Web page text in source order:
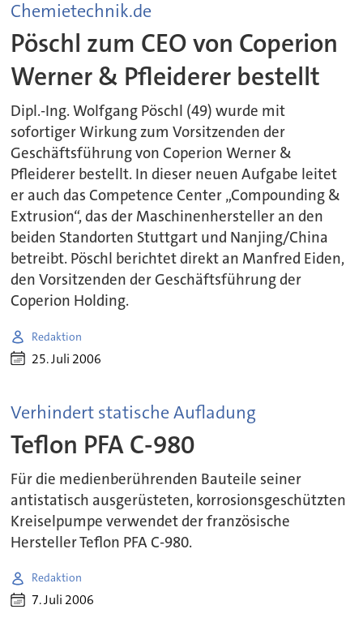
Chemietechnik.de
Pöschl zum CEO von Coperion
Werner & Pfleiderer bestellt
Dipl.-Ing. Wolfgang Pöschl (49) wurde mit
sofortiger Wirkung zum Vorsitzenden der
Geschäftsführung von Coperion Werner &
Pfleiderer bestellt. In dieser neuen Aufgabe leitet
er auch das Competence Center „Compounding &
Extrusion“, das der Maschinenhersteller an den
beiden Standorten Stuttgart und Nanjing/China
betreibt. Pöschl berichtet direkt an Manfred Eiden,
den Vorsitzenden der Geschäftsführung der
Coperion Holding.
Redaktion
25. Juli 2006
Verhindert statische Aufladung
Teflon PFA C-980
Für die medienberührenden Bauteile seiner
antistatisch ausgerüsteten, korrosionsgeschützten
Kreiselpumpe verwendet der französische
Hersteller Teflon PFA C-980.
Redaktion
7. Juli 2006